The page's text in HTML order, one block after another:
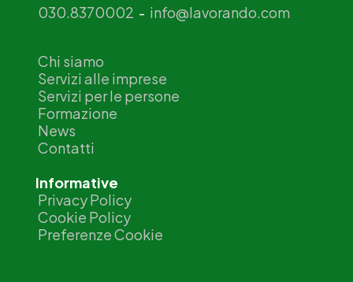
030.8370002 - info@lavorando.com
Chi siamo
Servizi alle imprese
Servizi per le persone
Formazione
News
Contatti
Informative
Privacy Policy
Cookie Policy
Preferenze Cookie